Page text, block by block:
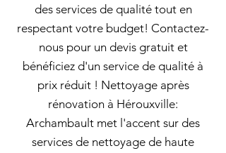
des services de qualité tout en
respectant votre budget! Contactez-
nous pour un devis gratuit et
bénéficiez d'un service de qualité à
prix réduit ! Nettoyage après
rénovation à Hérouxville:
Archambault met l'accent sur des
services de nettoyage de haute